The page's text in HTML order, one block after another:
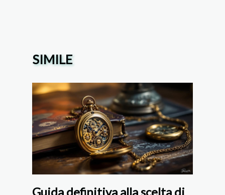
SIMILE
Guida definitiva alla scelta di